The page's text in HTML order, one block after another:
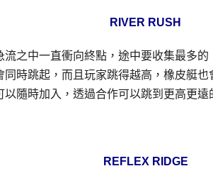
RIVER RUSH
之中一直衝向終點，途中要收集最多
同時跳起，而且玩家跳得越高，橡皮艇
隨時加入，透過合作可以跳到更高更
REFLEX RIDGE